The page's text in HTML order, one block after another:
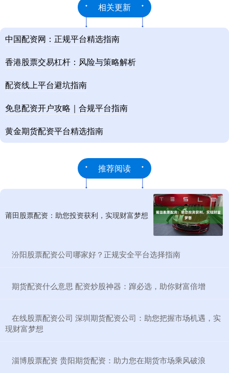
相关更新
中国配资网：正规平台精选指南
香港股票交易杠杆：风险与策略解析
配资线上平台避坑指南
免息配资开户攻略｜合规平台指南
黄金期货配资平台精选指南
推荐阅读
莆田股票配资：助您投资获利，实现财富梦想
​汾阳股票配资公司哪家好？正规安全平台选择指南
​期货配资什么意思 配资炒股神器：蹿必选，助你财富倍增
​在线股票配资公司 深圳期货配资公司：助您把握市场机遇，实
现财富梦想
​淄博股票配资 贵阳期货配资：助力您在期货市场乘风破浪